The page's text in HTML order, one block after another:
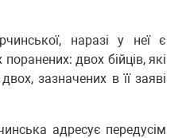
наразі у неї є
двох бійців, які
зазначених в її заяві
адресує передусім